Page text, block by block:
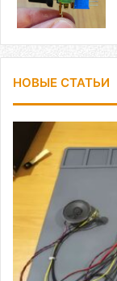
НОВЫЕ СТАТЬИ